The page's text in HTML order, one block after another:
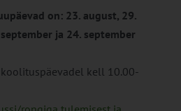
on: 23. august, 29.
ja 24. september
kell 10.00-